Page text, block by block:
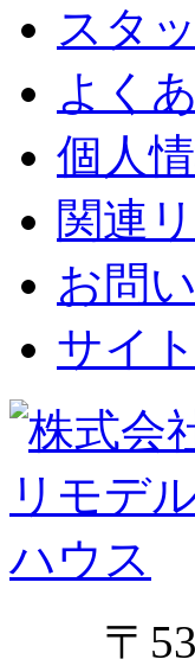
スタ
よく
個人
関連
お問
サイ
〒